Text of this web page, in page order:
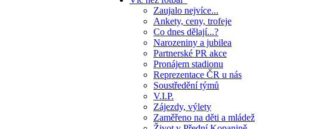
Zaujalo nejvíce...
Ankety, ceny, trofeje
Co dnes dělají...?
Narozeniny a jubilea
Partnerské PR akce
Pronájem stadionu
Reprezentace ČR u nás
Soustředění týmů
V.I.P.
Zájezdy, výlety
Zaměřeno na děti a mládež